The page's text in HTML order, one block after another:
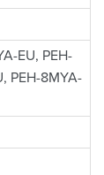
EU, PEH-
PEH-8MYA-